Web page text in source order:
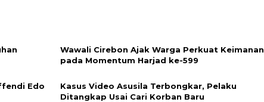
Wawali Cirebon Ajak Warga Perkuat Keimanan
pada Momentum Harjad ke-599
Edo
Kasus Video Asusila Terbongkar, Pelaku
Ditangkap Usai Cari Korban Baru